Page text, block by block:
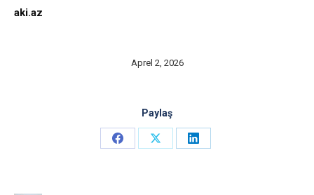
aki.az
Aprel 2, 2026
Paylaş
Share
Share
Share